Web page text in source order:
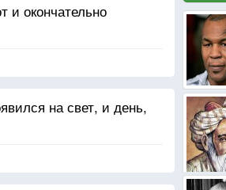
и окончательно
на свет, и день,